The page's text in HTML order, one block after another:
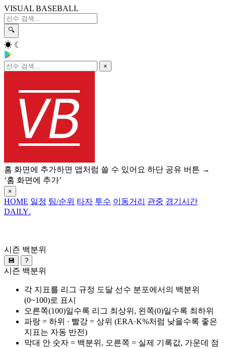
VISUAL BASEBALL
🔍
☀ ☾
×
홈 화면에 추가하면 앱처럼 쓸 수 있어요 하단 공유 버튼 →
‘홈 화면에 추가’
×
HOME 일정 팀/순위 타자 투수 이동거리 관중 경기시간
DAILY.
시즌 백분위
💾 ?
시즌 백분위
각 지표를 리그 규정 도달 선수 분포에서의 백분위
(0~100)로 표시
오른쪽(100)일수록 리그 최상위, 왼쪽(0)일수록 최하위
파랑 = 하위 · 빨강 = 상위 (ERA·K%처럼 낮을수록 좋은
지표는 자동 반전)
막대 안 숫자 = 백분위, 오른쪽 = 실제 기록값, 가운데 점